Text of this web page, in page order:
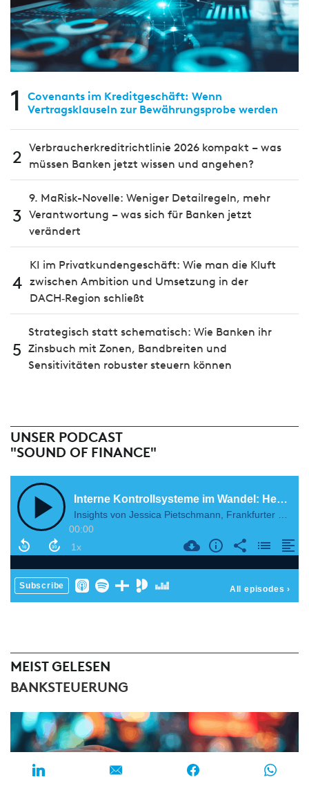
1
Covenants im Kreditgeschäft: Wenn
Vertragsklauseln zur Bewährungsprobe werden
2 Verbraucherkreditrichtlinie 2026 kompakt – was
müssen Banken jetzt wissen und angehen?
3
9. MaRisk-Novelle: Weniger Detailregeln, mehr
Verantwortung – was sich für Banken jetzt
verändert
4
KI im Privatkundengeschäft: Wie man die Kluft
zwischen Ambition und Umsetzung in der
DACH‑Region schließt
5
Strategisch statt schematisch: Wie Banken ihr
Zinsbuch mit Zonen, Bandbreiten und
Sensitivitäten robuster steuern können
UNSER PODCAST
"SOUND OF FINANCE"
MEIST GELESEN
BANKSTEUERUNG